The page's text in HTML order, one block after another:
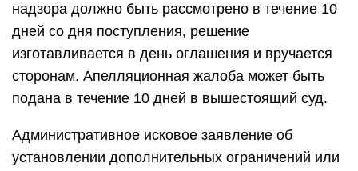
надзора должно быть рассмотрено в течение 10
дней со дня поступления, решение
изготавливается в день оглашения и вручается
сторонам. Апелляционная жалоба может быть
подана в течение 10 дней в вышестоящий суд.
Административное исковое заявление об
установлении дополнительных ограничений или